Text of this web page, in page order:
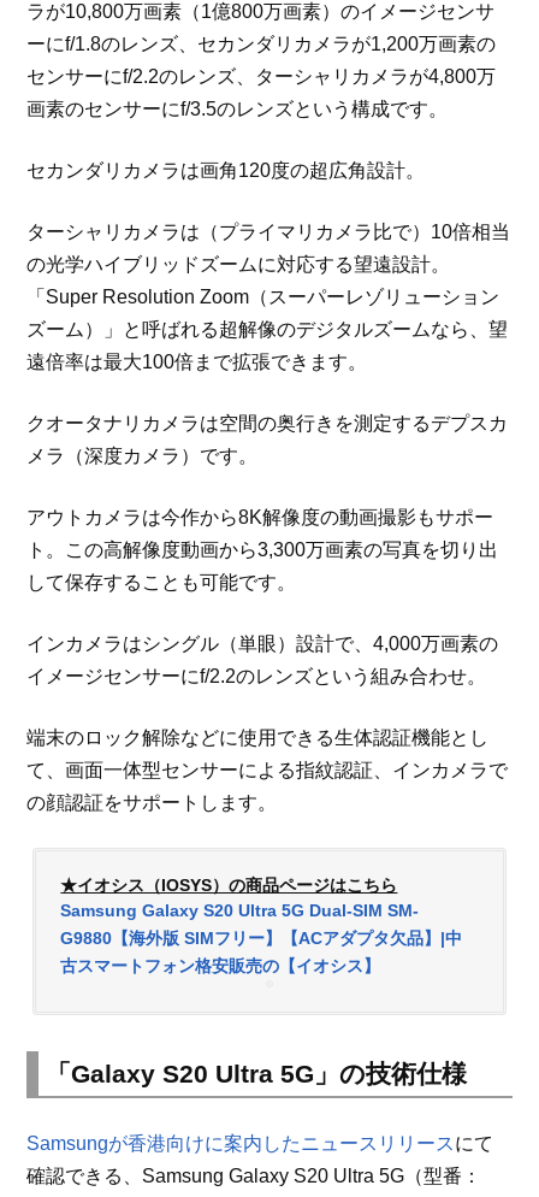
ラが10,800万画素（1億800万画素）のイメージセンサ
ーにf/1.8のレンズ、セカンダリカメラが1,200万画素の
センサーにf/2.2のレンズ、ターシャリカメラが4,800万
画素のセンサーにf/3.5のレンズという構成です。
セカンダリカメラは画角120度の超広角設計。
ターシャリカメラは（プライマリカメラ比で）10倍相当
の光学ハイブリッドズームに対応する望遠設計。
「Super Resolution Zoom（スーパーレゾリューション
ズーム）」と呼ばれる超解像のデジタルズームなら、望
遠倍率は最大100倍まで拡張できます。
クオータナリカメラは空間の奥行きを測定するデプスカ
メラ（深度カメラ）です。
アウトカメラは今作から8K解像度の動画撮影もサポー
ト。この高解像度動画から3,300万画素の写真を切り出
して保存することも可能です。
インカメラはシングル（単眼）設計で、4,000万画素の
イメージセンサーにf/2.2のレンズという組み合わせ。
端末のロック解除などに使用できる生体認証機能とし
て、画面一体型センサーによる指紋認証、インカメラで
の顔認証をサポートします。
★イオシス（IOSYS）の商品ページはこちら
Samsung Galaxy S20 Ultra 5G Dual-SIM SM-
G9880【海外版 SIMフリー】【ACアダプタ欠品】|中
古スマートフォン格安販売の【イオシス】
「Galaxy S20 Ultra 5G」の技術仕様
Samsungが香港向けに案内したニュースリリースにて
確認できる、Samsung Galaxy S20 Ultra 5G（型番：